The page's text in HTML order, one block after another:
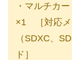
・マルチカ
×1 ［対応メ
（SDXC、
ド］